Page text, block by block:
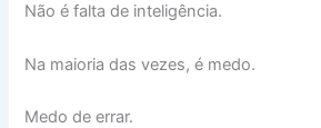
Não é falta de inteligência.
Na maioria das vezes, é medo.
Medo de errar.